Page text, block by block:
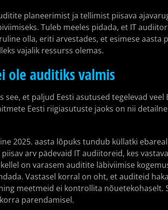
planeerimist ja tellimist piisava
Tuleb meeles pidada, et IT
olla, eriti arvestades, et esimese aasta
vajalik ressurss olemas.
ole auditiks valmis
see, et paljud Eesti asutused tegelevad
Eesti riigiasutuste jaoks on nii
2025. aasta lõpuks tundub küllatki
arv pädevaid IT audiitoreid, kes
on varasem auditite läbiviimise
Vastasel korral on oht, et auditeid
meetmeid ei kontrollita nõuetekohaselt.
parendamisel.